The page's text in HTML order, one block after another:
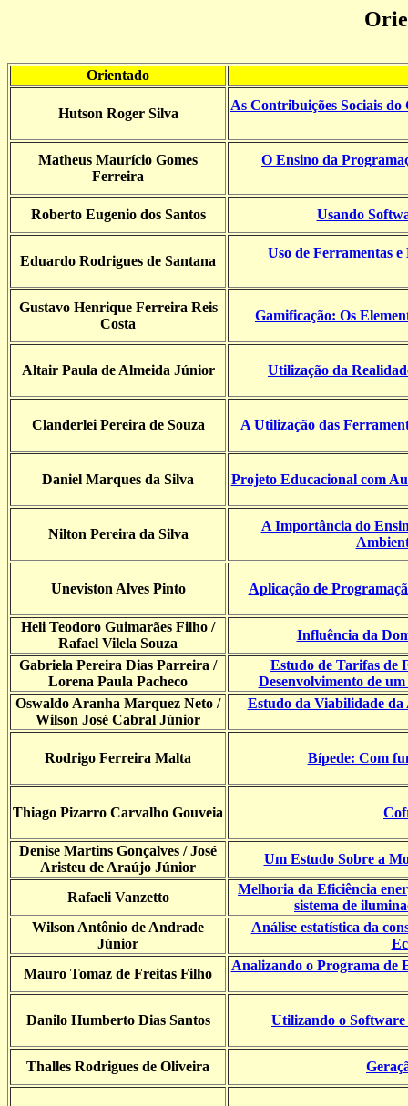
Orientado
Hutson Roger Silva
As Contribuições Sociais
Matheus Maurício Gomes
Ferreira
O Ensino da
Roberto Eugenio dos Santos Usando
Eduardo Rodrigues de Santana
Uso de Ferramentas
Gustavo Henrique Ferreira Reis
Costa
Gamificação: Os
Altair Paula de Almeida Júnior Utilização da
Clanderlei Pereira de Souza A Utilização das
Daniel Marques da Silva Projeto Educacional com
Nilton Pereira da Silva
A Importância do
Uneviston Alves Pinto Aplicação de
Heli Teodoro Guimarães Filho /
Rafael Vilela Souza
Influência da
Gabriela Pereira Dias Parreira /
Lorena Paula Pacheco
Estudo de Tarifas de
Desenvolvimento de
Oswaldo Aranha Marquez Neto /
Wilson José Cabral Júnior
Estudo da Viabilidade da
Rodrigo Ferreira Malta Bípede: Com
Thiago Pizarro Carvalho Gouveia
Denise Martins Gonçalves / José
Aristeu de Araújo Júnior
Um Estudo Sobre a
Rafaeli Vanzetto
Melhoria da Eficiência
sistema de
Wilson Antônio de Andrade
Júnior
Análise estatística da
Mauro Tomaz de Freitas Filho
Analizando o Programa de
Danilo Humberto Dias Santos Utilizando o
Thalles Rodrigues de Oliveira